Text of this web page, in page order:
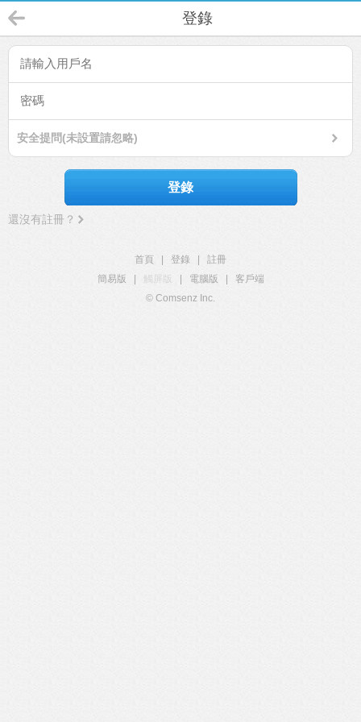
登錄
安全提問(未設置請忽略)
登錄
還沒有註冊？
首頁 登錄
註冊
簡易版
觸屏版 電腦版
客戶端
© Comsenz Inc.